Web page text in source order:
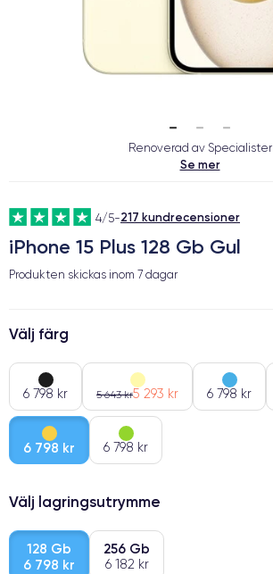
Renoverad av Specialister
Se mer
4/5-217 kundrecensioner
iPhone 15 Plus 128 Gb Gul
Produkten skickas inom 7 dagar
Välj färg
6 798 kr 5 643 kr5 293 kr 6 798 kr
6 798 kr 6 798 kr
Välj lagringsutrymme
128 Gb
6 798 kr
256 Gb
6 182 kr